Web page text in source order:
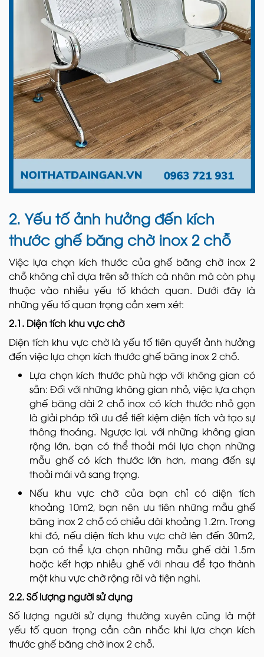
2. Yếu tố ảnh hưởng đến kích
thước ghế băng chờ inox 2 chỗ
Việc lựa chọn kích thước của ghế băng chờ inox 2
chỗ không chỉ dựa trên sở thích cá nhân mà còn phụ
thuộc vào nhiều yếu tố khách quan. Dưới đây là
những yếu tố quan trọng cần xem xét:
2.1. Diện tích khu vực chờ
Diện tích khu vực chờ là yếu tố tiên quyết ảnh hưởng
đến việc lựa chọn kích thước ghế băng inox 2 chỗ.
Lựa chọn kích thước phù hợp với không gian có
sẵn: Đối với những không gian nhỏ, việc lựa chọn
ghế băng dài 2 chỗ inox có kích thước nhỏ gọn
là giải pháp tối ưu để tiết kiệm diện tích và tạo sự
thông thoáng. Ngược lại, với những không gian
rộng lớn, bạn có thể thoải mái lựa chọn những
mẫu ghế có kích thước lớn hơn, mang đến sự
thoải mái và sang trọng.
Nếu khu vực chờ của bạn chỉ có diện tích
khoảng 10m2, bạn nên ưu tiên những mẫu ghế
băng inox 2 chỗ có chiều dài khoảng 1.2m. Trong
khi đó, nếu diện tích khu vực chờ lên đến 30m2,
bạn có thể lựa chọn những mẫu ghế dài 1.5m
hoặc kết hợp nhiều ghế với nhau để tạo thành
một khu vực chờ rộng rãi và tiện nghi.
2.2. Số lượng người sử dụng
Số lượng người sử dụng thường xuyên cũng là một
yếu tố quan trọng cần cân nhắc khi lựa chọn kích
thước ghế băng chờ inox 2 chỗ.